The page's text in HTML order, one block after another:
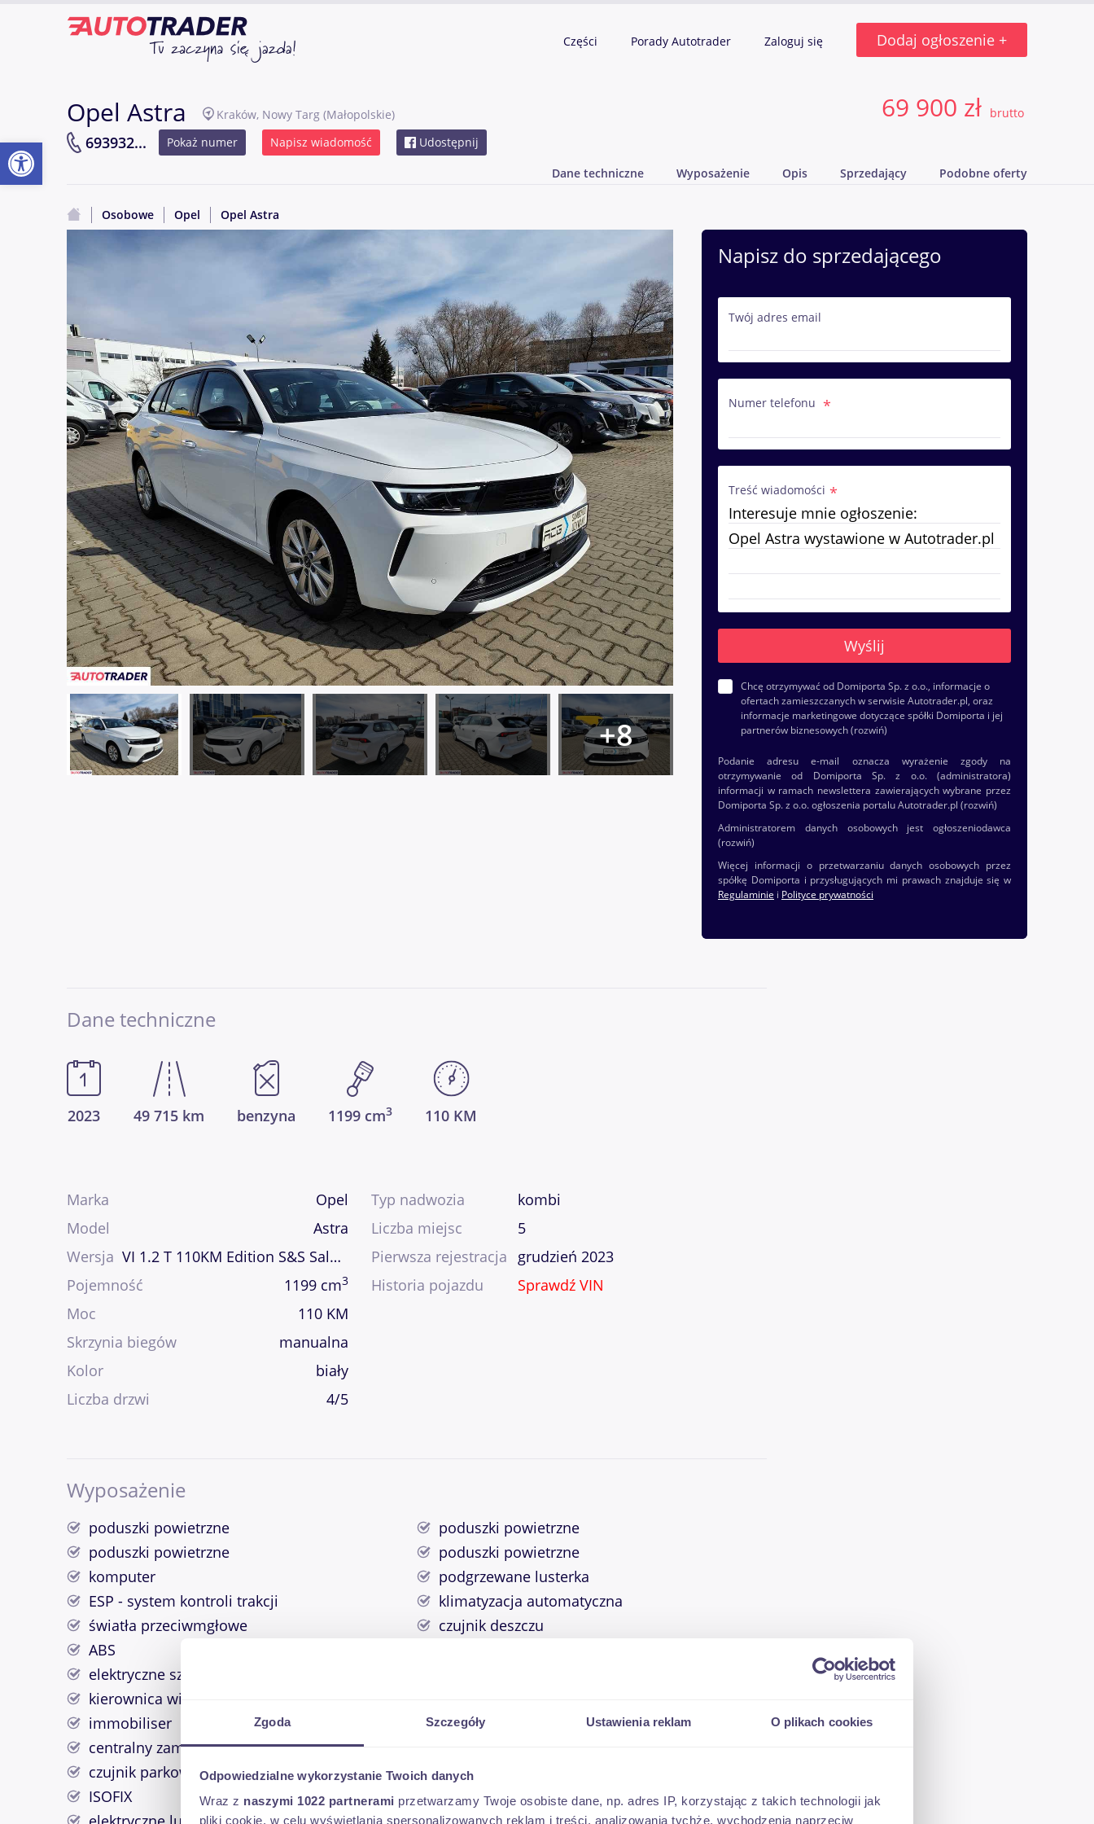
Zgoda Szczegóły Ustawienia reklam O plikach cookies
Odpowiedzialne wykorzystanie Twoich danych
Wraz z naszymi 1022 partnerami przetwarzamy Twoje osobiste dane, np. adres IP, korzystając z takich technologii jak
pliki cookie, w celu wyświetlania spersonalizowanych reklam i treści, analizowania tychże, wychodzenia naprzeciw
Części Porady Autotrader Zaloguj się Dodaj ogłoszenie +
Opel Astra Kraków, Nowy Targ (Małopolskie)
693932... Pokaż numer Napisz wiadomość Udostępnij
69 900 zł brutto
Dane techniczne Wyposażenie Opis Sprzedający Podobne oferty
Osobowe Opel Opel Astra
Napisz do sprzedającego
Twój adres email
Numer telefonu
Treść wiadomości
Chcę otrzymywać od Domiporta Sp. z o.o., informacje o
ofertach zamieszczanych w serwisie Autotrader.pl, oraz
informacje marketingowe dotyczące spółki Domiporta i jej
partnerów biznesowych(rozwiń)
Podanie adresu e-mail oznacza wyrażenie zgody na
otrzymywanie od Domiporta Sp. z o.o. (administratora)
informacji w ramach newslettera zawierających wybrane przez
Domiporta Sp. z o.o. ogłoszenia portalu Autotrader.pl (rozwiń)
Administratorem danych osobowych jest ogłoszeniodawca
(rozwiń)
Więcej informacji o przetwarzaniu danych osobowych przez
spółkę Domiporta i przysługujących mi prawach znajduje się w
Regulaminie i Polityce prywatności
Dane techniczne
2023 49 715 km benzyna 1199 cm3 110 KM
Marka
Opel
Model
Astra
Wersja
VI 1.2 T 110KM Edition S&S Salon PL Gwarancja fabryczna
Pojemność
1199 cm3
Moc
110 KM
Skrzynia biegów
manualna
Kolor
biały
Liczba drzwi
4/5
Typ nadwozia
kombi
Liczba miejsc
5
Pierwsza rejestracja
grudzień 2023
Historia pojazdu
Sprawdź VIN
Wyposażenie
poduszki powietrzne
poduszki powietrzne
poduszki powietrzne
poduszki powietrzne
komputer
podgrzewane lusterka
ESP - system kontroli trakcji
klimatyzacja automatyczna
światła przeciwmgłowe
czujnik deszczu
ABS
elektryczne szyby
kierownica wielofunkcyjna
immobiliser
system start stop
centralny zamek
czujnik parkowania
radio z MP3
ISOFIX
tempomat
Otwórz pasek narzędzi